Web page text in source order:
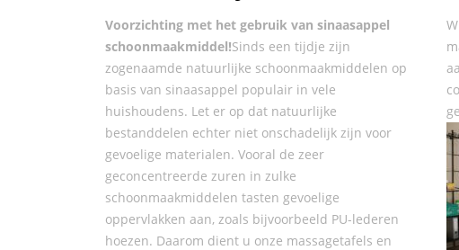
Voorzichting met het gebruik van sinaasappel
schoonmaakmiddel!Sinds een tijdje zijn
zogenaamde natuurlijke schoonmaakmiddelen op
basis van sinaasappel populair in vele
huishoudens. Let er op dat natuurlijke
bestanddelen echter niet onschadelijk zijn voor
gevoelige materialen. Vooral de zeer
geconcentreerde zuren in zulke
schoonmaakmiddelen tasten gevoelige
oppervlakken aan, zoals bijvoorbeeld PU-lederen
hoezen. Daarom dient u onze massagetafels en